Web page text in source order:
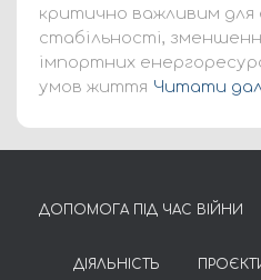
критично важливим для
стабільності,
імпортних
умов життя Читати
ДОПОМОГА ПІД ЧАС ВІЙНИ
ДІЯЛЬНІСТЬ